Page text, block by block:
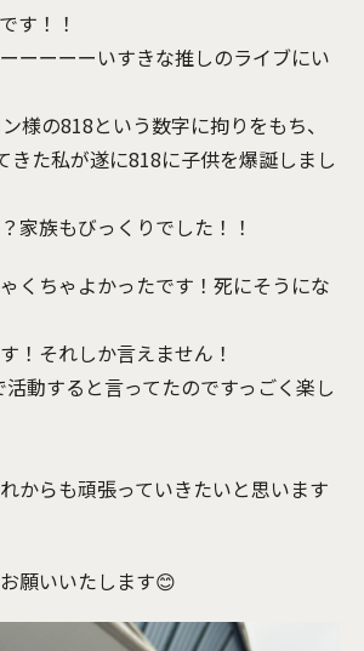
す！！
ーーーーいすきな推しのライブにい
様の818という数字に拘りをもち、
きた私が遂に818に子供を爆誕しまし
家族もびっくりでした！！
くちゃよかったです！死にそうにな
！それしか言えません！
動すると言ってたのですっごく楽し
からも頑張っていきたいと思います
願いいたします😊